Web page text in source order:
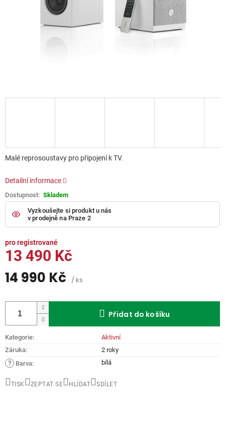
Vyzkoušejte si produkt u nás
v prodejně na Praze 2
13 490 Kč
14 990 Kč / ks
cena:
Skladem
Kategorie:
Aktivní
Záruka: 2 roky
? Barva: bílá
Přidat do košíku
Malé reprosoustavy pro připojení k TV.
Detailní informace
TISK ZEPTAT SE HLÍDAT SDÍLET